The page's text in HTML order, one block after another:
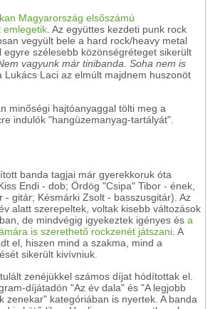
Magyarország elsőszámú
emlegetik . Az együttes kezdeti punk rock
vegyült bele a hard rock/heavy metal
egyre szélesebb közönségréteget sikerült
vagyunk már tinibanda. Soha nem is
Lukács Laci az elmúlt majdnem huszonöt
minőségi hajtóanyaggal tölti meg a
indulók "hangüzemanyag-tartályát".
banda tagjai már gyerekkoruk óta
Endi - dob; Ördög "Csipa" Tibor - ének,
- gitár; Késmárki Zsolt - basszusgitár). Az
alatt szerepeltek, voltak kisebb változások
de mindvégig igyekeztek igényes és a
is szerethető rockzenét játszani . A
el, hiszen mind a szakma, mind a
sikerült kivívniuk.
zenéjükkel számos díjat hódítottak el.
díjátadón "Az év dala" és "A legjobb
zenekar" kategóriában is nyertek. A banda